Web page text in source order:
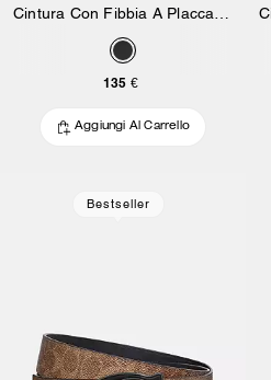
Cintura Con Fibbia A Placca Signature Da 38 Mm
135 €
Aggiungi Al Carrello
Bestseller